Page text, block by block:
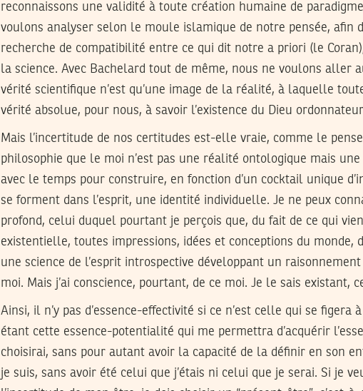
reconnaissons une validité à toute création humaine de
voulons analyser selon le moule islamique de notre pensée, afin
recherche de compatibilité entre ce qui dit notre a priori (le
la science. Avec Bachelard tout de même, nous ne voulons aller
vérité scientifique n’est qu’une image de la réalité, à laquelle
vérité absolue, pour nous, à savoir l’existence du Dieu
Mais l’incertitude de nos certitudes est-elle vraie, comme le
philosophie que le moi n’est pas une réalité ontologique mais
avec le temps pour construire, en fonction d’un cocktail unique
se forment dans l’esprit, une identité individuelle. Je ne peux
profond, celui duquel pourtant je perçois que, du fait de ce qui
existentielle, toutes impressions, idées et conceptions du monde,
une science de l’esprit introspective développant un
moi. Mais j’ai conscience, pourtant, de ce moi. Je le sais existant,
Ainsi, il n’y pas d’essence-effectivité si ce n’est celle qui se
étant cette essence-potentialité qui me permettra d’acquérir
choisirai, sans pour autant avoir la capacité de la définir en son
je suis, sans avoir été celui que j’étais ni celui que je serai. Si je